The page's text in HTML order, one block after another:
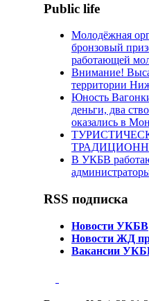
Public life
Молодёжная
бронзовый
работающей
Внимание!
территории
Юность
деньги, два
оказались в
В УКБВ
RSS подписка
Новости УКБВ
Новости ЖД
Вакансии